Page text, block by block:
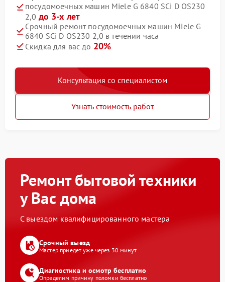
посудомоечных машин Miele G 6840 SCi D OS230
2,0 до 3-х лет
Срочный ремонт посудомоечных машин Miele G
6840 SCi D OS230 2,0 в течении часа
Скидка для вас до 20%
Консультация со специалистом
Узнать стоимость работ
Ремонт бытовой техники
у Вас дома
С выездом квалифицированного мастера
Срочный выезд
Мастер приедет уже через 30 минут
Диагностика и осмотр бесплатно
Определим причину поломки бесплатно